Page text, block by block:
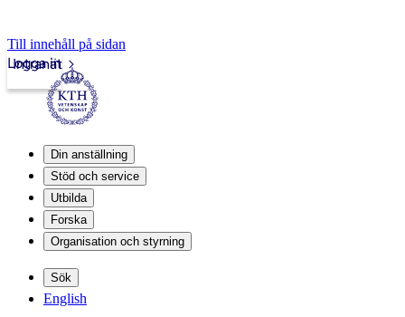
Till innehåll på sidan
Intranät
Logga in
Din anställning
Stöd och service
Utbilda
Forska
Organisation och styrning
Sök
English